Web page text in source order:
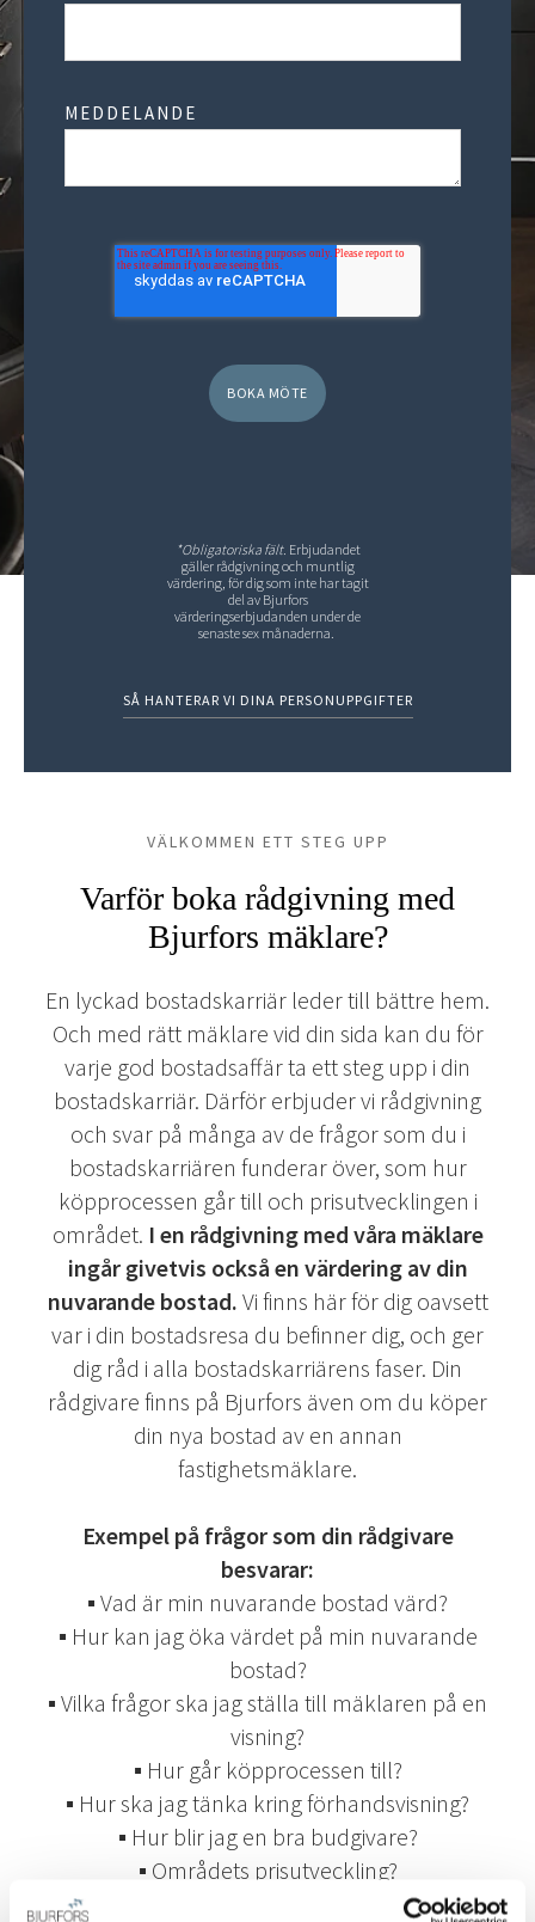
MEDDELANDE
*Obligatoriska fält. Erbjudandet
gäller rådgivning och muntlig
värdering, för dig som inte har tagit
del av Bjurfors
värderingserbjudanden under de
senaste sex månaderna.
SÅ HANTERAR VI DINA PERSONUPPGIFTER
VÄLKOMMEN ETT STEG UPP
Varför boka rådgivning med
Bjurfors mäklare?
En lyckad bostadskarriär leder till bättre hem.
Och med rätt mäklare vid din sida kan du för
varje god bostadsaffär ta ett steg upp i din
bostadskarriär. Därför erbjuder vi rådgivning
och svar på många av de frågor som du i
bostadskarriären funderar över, som hur
köpprocessen går till och prisutvecklingen i
området. I en rådgivning med våra mäklare
ingår givetvis också en värdering av din
nuvarande bostad. Vi finns här för dig oavsett
var i din bostadsresa du befinner dig, och ger
dig råd i alla bostadskarriärens faser. Din
rådgivare finns på Bjurfors även om du köper
din nya bostad av en annan
fastighetsmäklare.
Exempel på frågor som din rådgivare
besvarar:
▪ Vad är min nuvarande bostad värd?
▪ Hur kan jag öka värdet på min nuvarande
bostad?
▪ Vilka frågor ska jag ställa till mäklaren på en
visning?
▪ Hur går köpprocessen till?
▪ Hur ska jag tänka kring förhandsvisning?
▪ Hur blir jag en bra budgivare?
▪ Områdets prisutveckling?